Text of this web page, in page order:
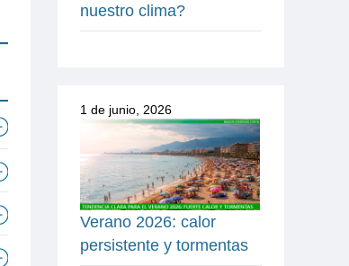
nuestro clima?
1 de junio, 2026
Verano 2026: calor
persistente y tormentas